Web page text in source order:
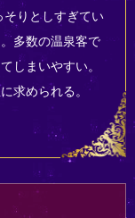
りとしすぎてい
多数の温泉客で
しまいやすい。
求められる。